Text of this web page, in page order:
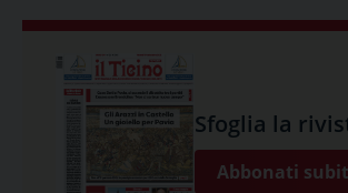
Sfoglia la
Abbonati